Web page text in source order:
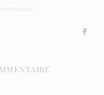
sonothérapie